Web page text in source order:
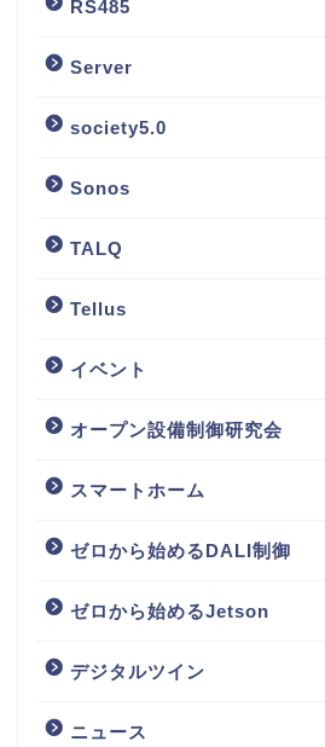
RS485
Server
society5.0
Sonos
TALQ
Tellus
イベント
オープン設備制御研究会
スマートホーム
ゼロから始めるDALI制御
ゼロから始めるJetson
デジタルツイン
ニュース